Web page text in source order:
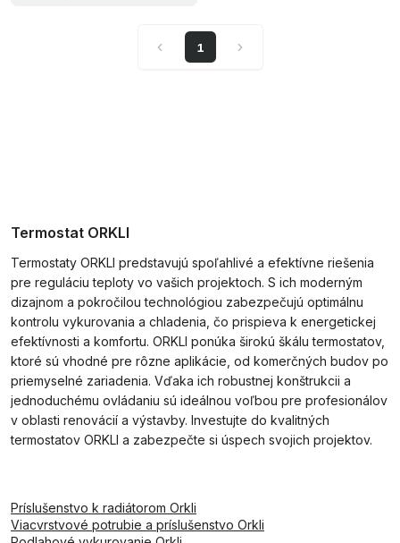
1
Termostat ORKLI
Termostaty ORKLI predstavujú spoľahlivé a efektívne riešenia
pre reguláciu teploty vo vašich projektoch. S ich moderným
dizajnom a pokročilou technológiou zabezpečujú optimálnu
kontrolu vykurovania a chladenia, čo prispieva k energetickej
efektívnosti a komfortu. ORKLI ponúka širokú škálu termostatov,
ktoré sú vhodné pre rôzne aplikácie, od komerčných budov po
priemyselné zariadenia. Vďaka ich robustnej konštrukcii a
jednoduchému ovládaniu sú ideálnou voľbou pre profesionálov
v oblasti renovácií a výstavby. Investujte do kvalitných
termostatov ORKLI a zabezpečte si úspech svojich projektov.
Príslušenstvo k radiátorom Orkli
Viacvrstvové potrubie a príslušenstvo Orkli